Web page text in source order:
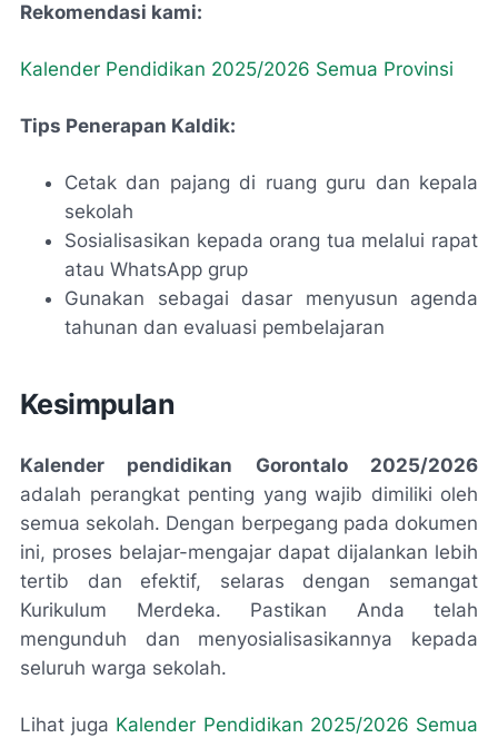
Rekomendasi kami:
Kalender Pendidikan 2025/2026 Semua Provinsi
Tips Penerapan Kaldik:
Cetak dan pajang di ruang guru dan kepala
sekolah
Sosialisasikan kepada orang tua melalui rapat
atau WhatsApp grup
Gunakan sebagai dasar menyusun agenda
tahunan dan evaluasi pembelajaran
Kesimpulan
Kalender pendidikan Gorontalo 2025/2026
adalah perangkat penting yang wajib dimiliki oleh
semua sekolah. Dengan berpegang pada dokumen
ini, proses belajar-mengajar dapat dijalankan lebih
tertib dan efektif, selaras dengan semangat
Kurikulum Merdeka. Pastikan Anda telah
mengunduh dan menyosialisasikannya kepada
seluruh warga sekolah.
Lihat juga Kalender Pendidikan 2025/2026 Semua